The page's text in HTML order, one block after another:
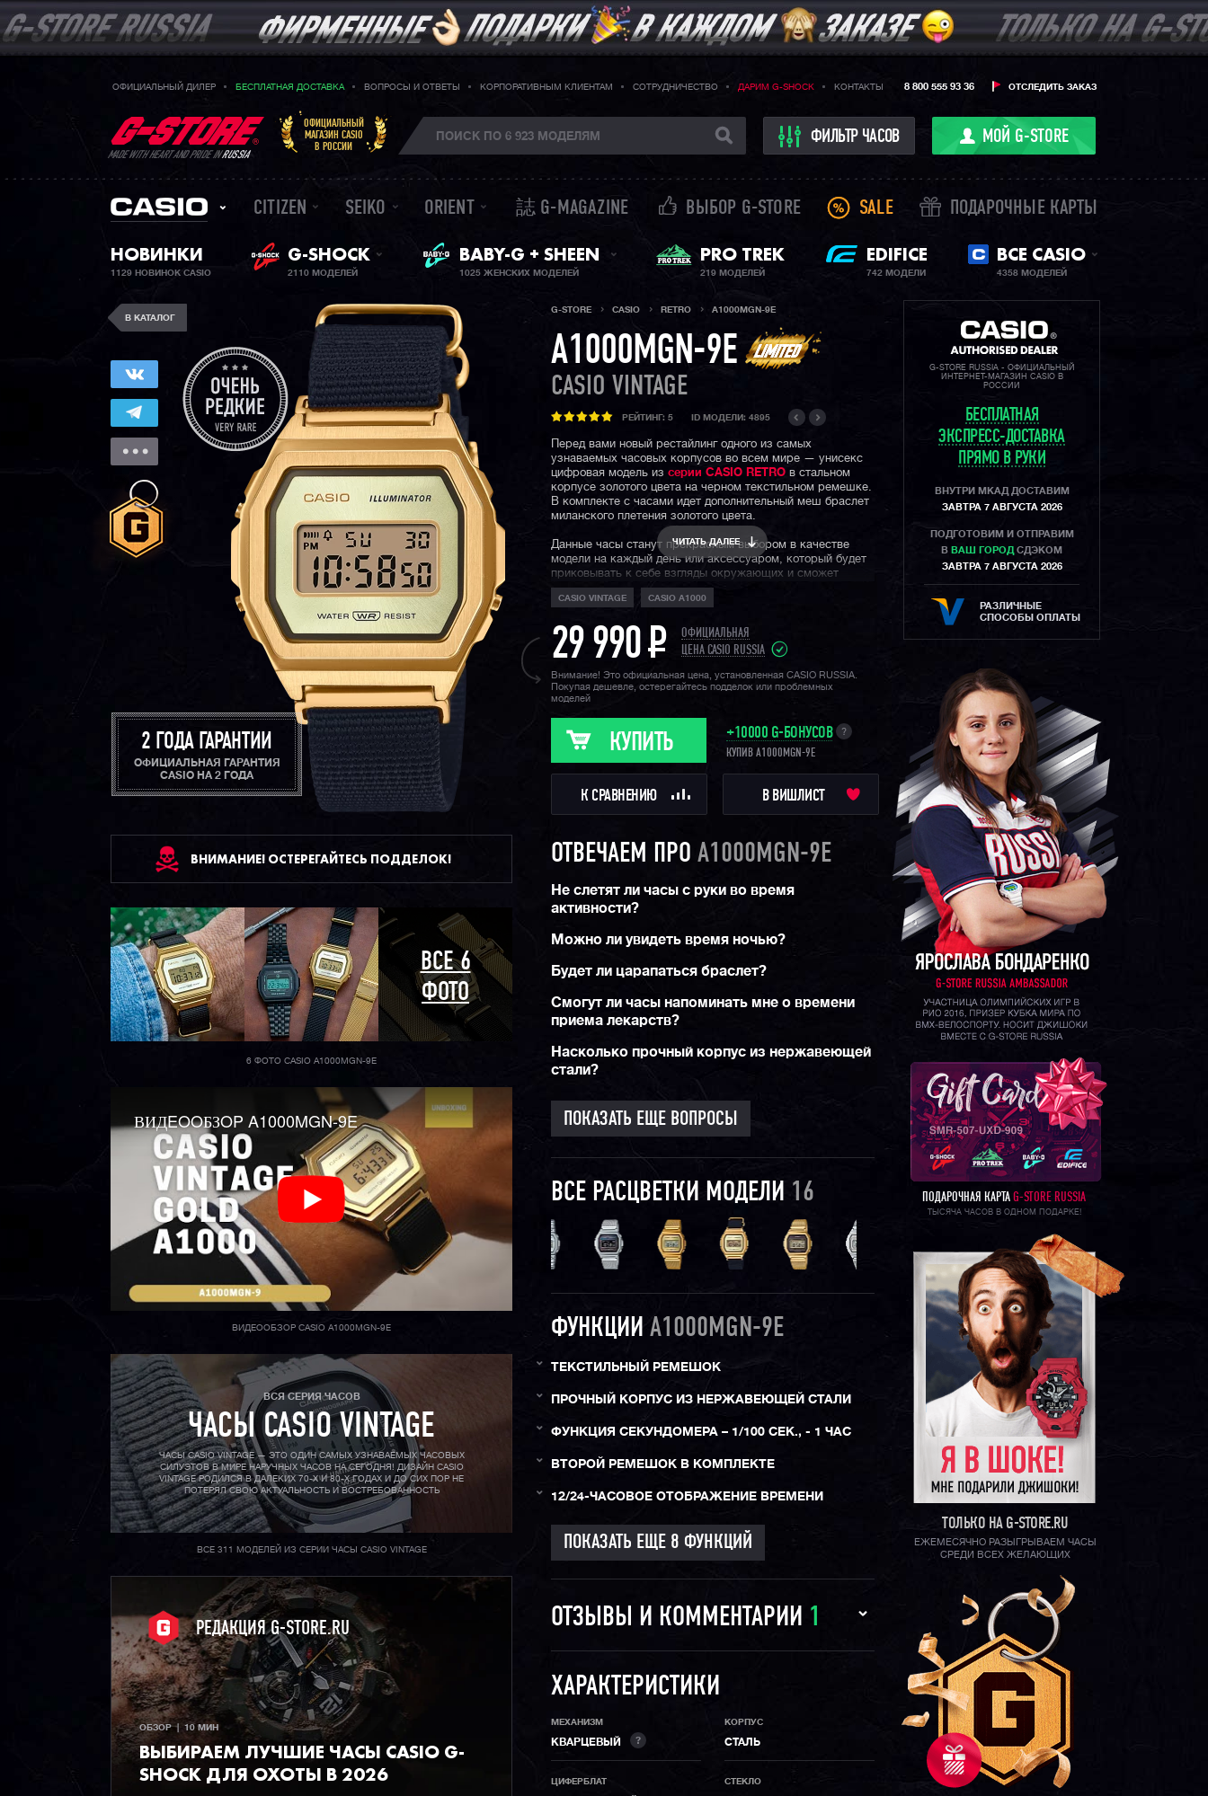
ОФИЦИАЛЬНЫЙ ДИЛЕР БЕСПЛАТНАЯ ДОСТАВКА ВОПРОСЫ И ОТВЕТЫ КОРПОРАТИВНЫМ КЛИЕНТАМ СОТРУДНИЧЕСТВО ДАРИМ G-SHOCK КОНТАКТЫ ОТСЛЕДИТЬ ЗАКАЗ
8 800 555 93 36
MADE WITH HEART AND PRIDE INRUSSIA
ОФИЦИАЛЬНЫЙ
МАГАЗИН CASIO
В РОССИИ
ФИЛЬТР ЧАСОВ МОЙ G-STORE
CITIZEN SEIKO ORIENT 誌 G-MAGAZINE ВЫБОР G-STORE SALE ПОДАРОЧНЫЕ КАРТЫ
НОВИНКИ
1129 НОВИНОК CASIO
G-SHOCK
2110 МОДЕЛЕЙ
ЖЕНСКИЕ ЧАСЫ
BABY-G + SHEEN
1025 ЖЕНСКИХ МОДЕЛЕЙ
PRO TREK
219 МОДЕЛЕЙ
EDIFICE
742 МОДЕЛИ
ВСЕ CASIO
4358 МОДЕЛЕЙ
В КАТАЛОГ
2 ГОДА ГАРАНТИИ
ОФИЦИАЛЬНАЯ ГАРАНТИЯ
CASIO НА 2 ГОДА
ВНИМАНИЕ! ОСТЕРЕГАЙТЕСЬ ПОДДЕЛОК!
ВСЕ 6
ФОТО
6 ФОТО CASIO A1000MGN-9E
ВИДEOOБЗOP A1000MGN-9E
ВИДЕООБЗОР CASIO A1000MGN-9E
ВСЯ СЕРИЯ ЧАСОВ
ЧАСЫ CASIO VINTAGE
ЧАСЫ CASIO VINTAGE — ЭТО ОДИН САМЫХ УЗНАВАЕМЫХ ЧАСОВЫХ
СИЛУЭТОВ В МИРЕ НАРУЧНЫХ ЧАСОВ НА СЕГОДНЯ! ДИЗАЙН CASIO
VINTAGE РОДИЛСЯ В ДАЛЕКИХ 70-X И 80-X ГОДАХ И ДО СИХ ПОР НЕ
ПОТЕРЯЛ СВОЮ АКТУАЛЬНОСТЬ И ВОСТРЕБОВАННОСТЬ
ВСЕ 311 МОДЕЛЕЙ ИЗ СЕРИИ ЧАСЫ CASIO VINTAGE
РЕДАКЦИЯ G-STORE.RU
ОБЗОР  |  10 МИН
ВЫБИРАЕМ ЛУЧШИЕ ЧАСЫ СASIO G-
SHOCK ДЛЯ ОХОТЫ В 2026
G-STORE CASIO RETRO A1000MGN-9E
A1000MGN-9E
CASIO VINTAGE
РЕЙТИНГ: 5 ID МОДЕЛИ: 4895
Перед вами новый рестайлинг одного из самых
узнаваемых часовых корпусов во всем мире — унисекс
цифровая модель из серии CASIO RETRO в стальном
корпусе золотого цвета на черном текстильном ремешке.
В комплекте с часами идет дополнительный меш браслет
миланского плетения золотого цвета.
Данные часы станут прекрасным выбором в качестве
модели на каждый день или аксессуаром, который будет
приковывать к себе взгляды окружающих и сможет
гармонично дополнить тот или иной образ.
часов CASIO, внешний вид которых отсылает нас
прямиком к семидесятым и восьмидесятым годам
прошлого века. Эти модели пропитаны историей и можете
быть уверены, у данных часов есть душа и свой
характер.
ЧИТАТЬ ДАЛЕЕ
CASIO VINTAGE CASIO A1000
29 990P
ОФИЦИАЛЬНАЯ
ЦЕНА CASIO RUSSIA
Внимание! Это официальная цена, установленная CASIO RUSSIA.
Покупая дешевле, остерегайтесь подделок или проблемных
моделей
КУПИТЬ +10000 G-БОНУСОВ
КУПИВ A1000MGN-9E
?
К СРАВНЕНИЮ В ВИШЛИСТ
ОТВЕЧАЕМ ПРО A1000MGN-9E
Не слетят ли часы с руки во время
активности?
Можно ли увидеть время ночью?
Будет ли царапаться браслет?
Смогут ли часы напоминать мне о времени
приема лекарств?
Насколько прочный корпус из нержавеющей
стали?
ПОКАЗАТЬ ЕЩЕ ВОПРОСЫ
ВСЕ РАСЦВЕТКИ МОДЕЛИ 16
ФУНКЦИИ A1000MGN-9E
ТЕКСТИЛЬНЫЙ РЕМЕШОК
ПРОЧНЫЙ КОРПУС ИЗ НЕРЖАВЕЮЩЕЙ СТАЛИ
ФУНКЦИЯ СЕКУНДОМЕРА – 1/100 СЕК., - 1 ЧАС
ВТОРОЙ РЕМЕШОК В КОМПЛЕКТЕ
12/24-ЧАСОВОЕ ОТОБРАЖЕНИЕ ВРЕМЕНИ
ОТЗЫВЫ И КОММЕНТАРИИ 1
ХАРАКТЕРИСТИКИ
МЕХАНИЗМ
КВАРЦЕВЫЙ ?
КОРПУС
СТАЛЬ
ЦИФЕРБЛАТ СТЕКЛО
G-STORE RUSSIA - ОФИЦИАЛЬНЫЙ
ИНТЕРНЕТ-МАГАЗИН CASIO В
РОССИИ
БЕСПЛАТНАЯ
ЭКСПРЕСС-ДОСТАВКА
ПРЯМО В РУКИ
ВНУТРИ МКАД ДОСТАВИМ
ЗАВТРА 7 АВГУСТА 2026
ПОДГОТОВИМ И ОТПРАВИМ
В ВАШ ГОРОД СДЭКОМ
ЗАВТРА 7 АВГУСТА 2026
РАЗЛИЧНЫЕ
СПОСОБЫ ОПЛАТЫ
ПОДАРОЧНАЯ КАРТА G-STORE RUSSIA
ТЫСЯЧА ЧАСОВ В ОДНОМ ПОДАРКЕ!
ТОЛЬКО НА G-STORE.RU
ЕЖЕМЕСЯЧНО РАЗЫГРЫВАЕМ ЧАСЫ
СРЕДИ ВСЕХ ЖЕЛАЮЩИХ